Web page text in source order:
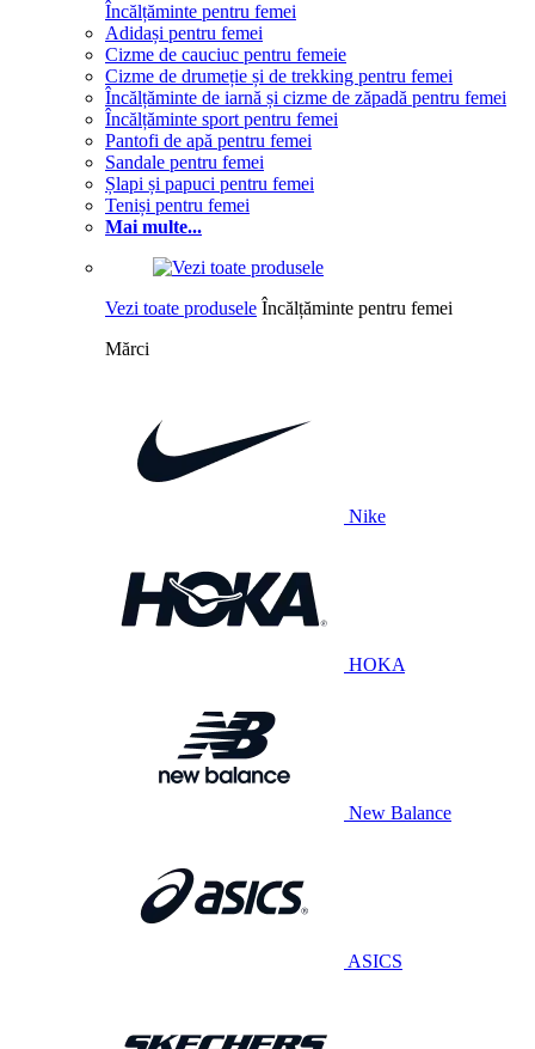
Încălțăminte pentru femei
Adidași pentru femei
Cizme de cauciuc pentru femeie
Cizme de drumeție și de trekking pentru femei
Încălțăminte de iarnă și cizme de zăpadă pentru femei
Încălțăminte sport pentru femei
Pantofi de apă pentru femei
Sandale pentru femei
Șlapi și papuci pentru femei
Teniși pentru femei
Mai multe...
Vezi toate produsele Încălțăminte pentru femei
Mărci
Nike
HOKA
New Balance
ASICS